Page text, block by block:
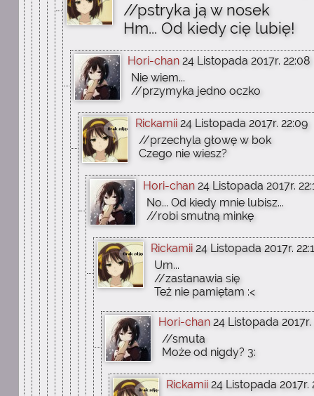
//pstryka ją w nosek
Hm... Od kiedy cię lubię!
Hori-chan 24 Listopada 2017r. 22:08
Nie wiem...
//przymyka jedno oczko
Rickamii 24 Listopada 2017r. 22:09
//przechyla głowę w bok
Czego nie wiesz?
Hori-chan 24 Listopada 2017r.
No... Od kiedy mnie lubisz...
//robi smutną minkę
Rickamii 24 Listopada 2017r.
Um...
//zastanawia się
Też nie pamiętam :<
Hori-chan 24 Listopada 2017r.
//smuta
Może od nigdy? 3:
Rickamii 24 Listopada 2017r.